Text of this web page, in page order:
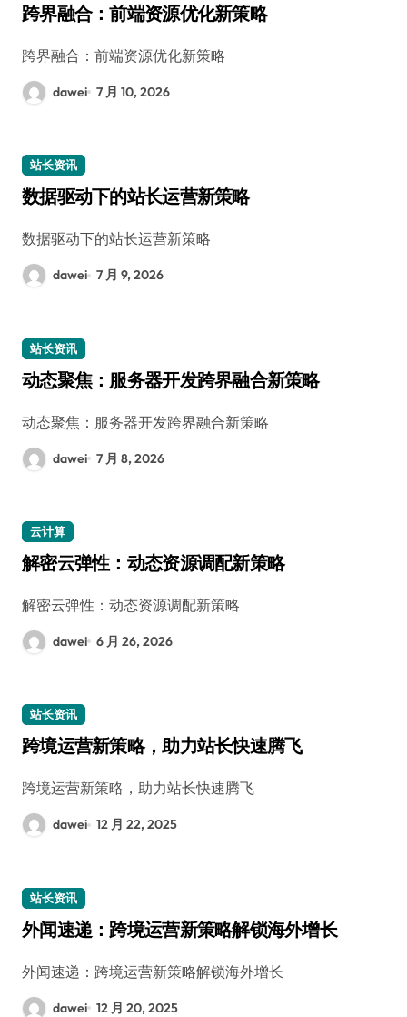
跨界融合：前端资源优化新策略
跨界融合：前端资源优化新策略
dawei 7 月 10, 2026
站长资讯
数据驱动下的站长运营新策略
数据驱动下的站长运营新策略
dawei 7 月 9, 2026
站长资讯
动态聚焦：服务器开发跨界融合新策略
动态聚焦：服务器开发跨界融合新策略
dawei 7 月 8, 2026
云计算
解密云弹性：动态资源调配新策略
解密云弹性：动态资源调配新策略
dawei 6 月 26, 2026
站长资讯
跨境运营新策略，助力站长快速腾飞
跨境运营新策略，助力站长快速腾飞
dawei 12 月 22, 2025
站长资讯
外闻速递：跨境运营新策略解锁海外增长
外闻速递：跨境运营新策略解锁海外增长
dawei 12 月 20, 2025